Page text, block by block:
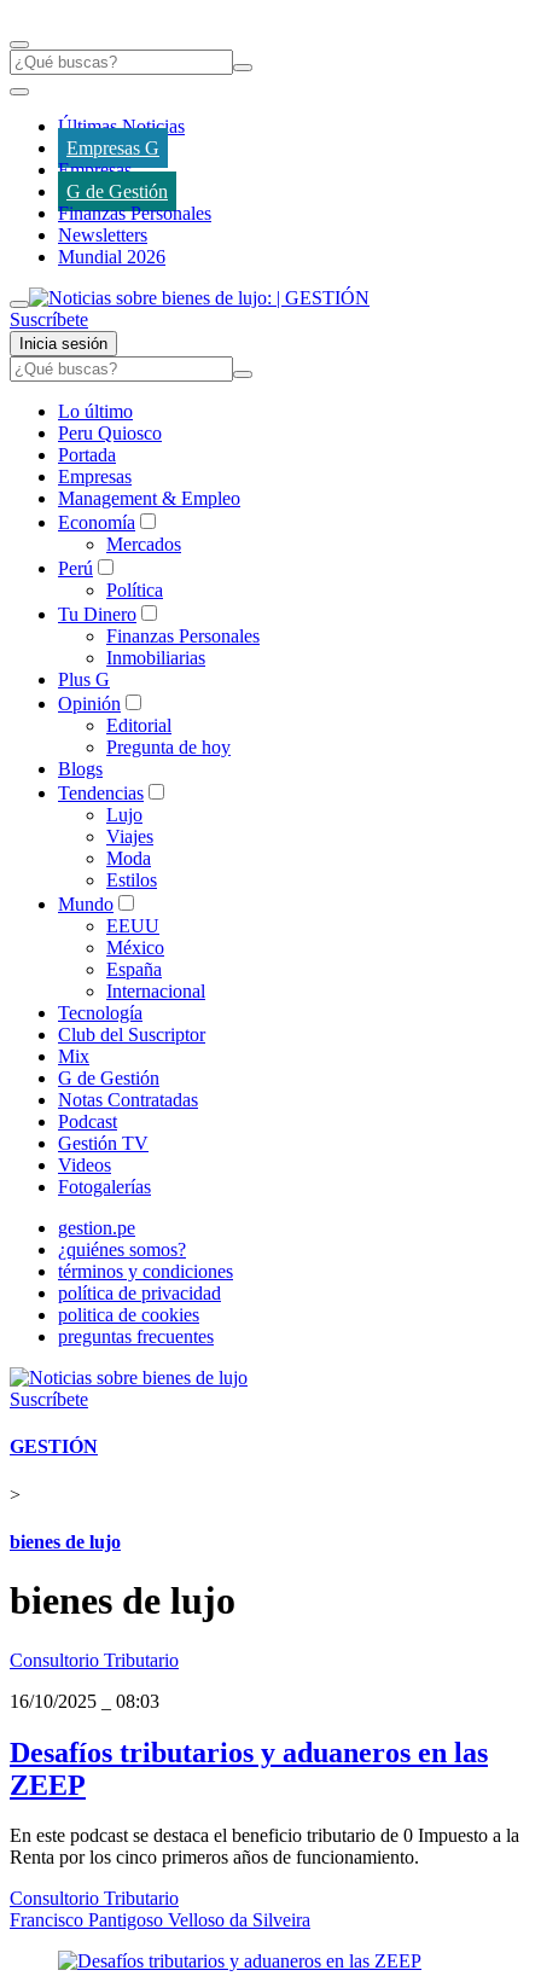
Últimas Noticias
Empresas G
Empresas
G de Gestión
Finanzas Personales
Newsletters
Mundial 2026
Suscríbete
Inicia sesión
Lo último
Peru Quiosco
Portada
Empresas
Management & Empleo
Economía
Mercados
Perú
Política
Tu Dinero
Finanzas Personales
Inmobiliarias
Plus G
Opinión
Editorial
Pregunta de hoy
Blogs
Tendencias
Lujo
Viajes
Moda
Estilos
Mundo
EEUU
México
España
Internacional
Tecnología
Club del Suscriptor
Mix
G de Gestión
Notas Contratadas
Podcast
Gestión TV
Videos
Fotogalerías
gestion.pe
¿quiénes somos?
términos y condiciones
política de privacidad
politica de cookies
preguntas frecuentes
Suscríbete
GESTIÓN
>
bienes de lujo
bienes de lujo
Consultorio Tributario
16/10/2025
08:03
Desafíos tributarios y aduaneros en las
ZEEP
En este podcast se destaca el beneficio tributario de 0 Impuesto a la
Renta por los cinco primeros años de funcionamiento.
Consultorio Tributario
Francisco Pantigoso Velloso da Silveira